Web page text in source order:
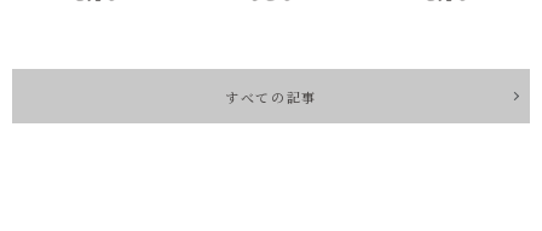
すべての記事